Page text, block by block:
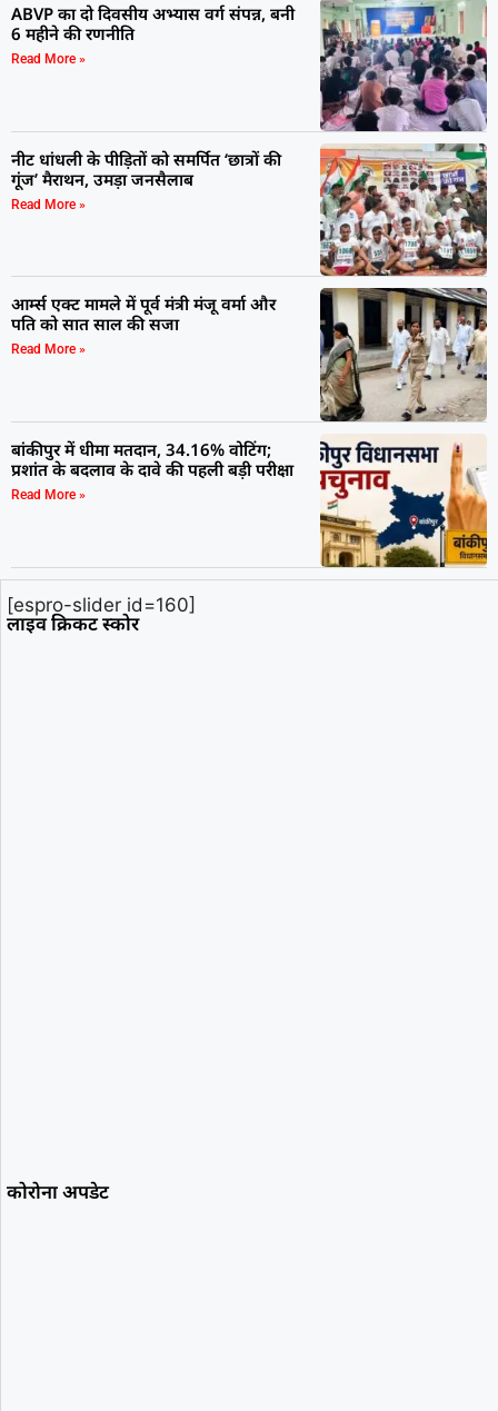
ABVP का दो दिवसीय अभ्यास वर्ग संपन्न, बनी
6 महीने की रणनीति
Read More »
नीट धांधली के पीड़ितों को समर्पित ‘छात्रों की
गूंज’ मैराथन, उमड़ा जनसैलाब
Read More »
आर्म्स एक्ट मामले में पूर्व मंत्री मंजू वर्मा और
पति को सात साल की सजा
Read More »
बांकीपुर में धीमा मतदान, 34.16% वोटिंग;
प्रशांत के बदलाव के दावे की पहली बड़ी परीक्षा
Read More »
[espro-slider id=160]
लाइव क्रिकट स्कोर
कोरोना अपडेट